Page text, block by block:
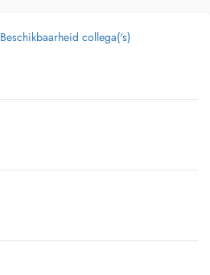
Beschikbaarheid collega('s)